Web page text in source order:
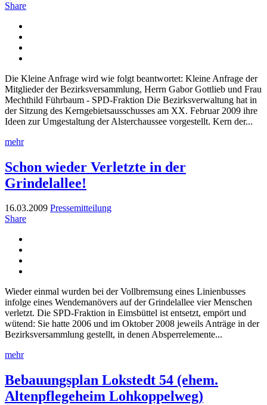
Share
Die Kleine Anfrage wird wie folgt beantwortet: Kleine Anfrage der
Mitglieder der Bezirksversammlung, Herrn Gabor Gottlieb und Frau
Mechthild Führbaum - SPD-Fraktion Die Bezirksverwaltung hat in
der Sitzung des Kerngebietsausschusses am XX. Februar 2009 ihre
Ideen zur Umgestaltung der Alsterchaussee vorgestellt. Kern der...
mehr
Schon wieder Verletzte in der
Grindelallee!
16.03.2009 Pressemitteilung
Share
Wieder einmal wurden bei der Vollbremsung eines Linienbusses
infolge eines Wendemanövers auf der Grindelallee vier Menschen
verletzt. Die SPD-Fraktion in Eimsbüttel ist entsetzt, empört und
wütend: Sie hatte 2006 und im Oktober 2008 jeweils Anträge in der
Bezirksversammlung gestellt, in denen Absperrelemente...
mehr
Bebauungsplan Lokstedt 54 (ehem.
Altenpflegeheim Lohkoppelweg)